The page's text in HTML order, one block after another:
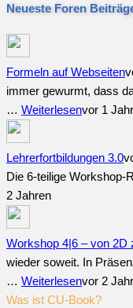
Neueste Foren
Formeln auf Webseiten
immer gewurmt, dass
… Weiterlesenvor 1 Jahr
Lehrerfortbildungen 3.0
Die 6-teilige Workshop-
2 Jahren
Workshop 4|6 – von 2D
wieder soweit. In
… Weiterlesenvor 2
Was ist CU-Book?